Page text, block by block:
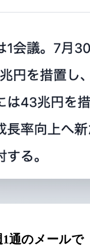
通のメールで